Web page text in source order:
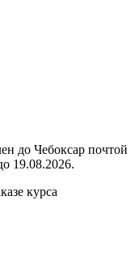
до Чебоксар почтой
19.08.2026.
курса